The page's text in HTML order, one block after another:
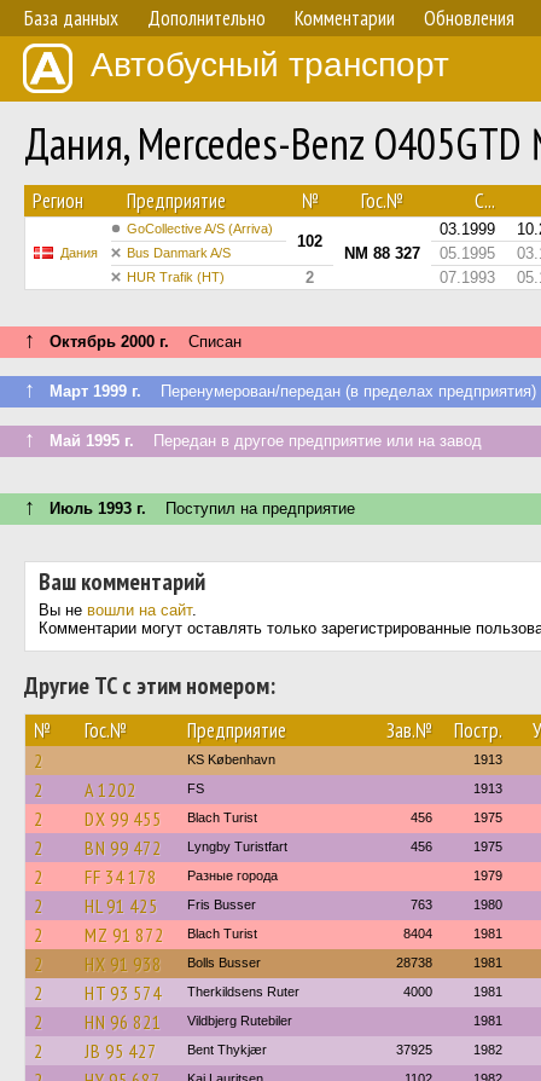
База данных Дополнительно Комментарии Обновления
Автобусный транспорт
Дания, Mercedes-Benz
Регион Предприятие № Гос.№ С...
Дания
GoCollective A/S (Arriva)
102
NM 88 327
03.1999
Bus Danmark A/S 05.1995
HUR Trafik (HT) 2 07.1993
↑ Октябрь 2000 г. Списан
↑ Март 1999 г. Перенумерован/передан (в пределах предприятия)
↑ Май 1995 г. Передан в другое предприятие или на завод
↑ Июль 1993 г. Поступил на предприятие
Ваш комментарий
Вы не вошли на сайт.
Комментарии могут оставлять только зарегистрированные
Другие ТС с этим номером:
№ Гос.№ Предприятие Зав.№ Постр.
2 KS København 1913
2 A 1202 FS 1913
2 DX 99 455 Blach Turist 456 1975
2 BN 99 472 Lyngby Turistfart 456 1975
2 FF 34 178 Разные города 1979
2 HL 91 425 Fris Busser 763 1980
2 MZ 91 872 Blach Turist 8404 1981
2 HX 91 938 Bolls Busser 28738 1981
2 HT 93 574 Therkildsens Ruter 4000 1981
2 HN 96 821 Vildbjerg Rutebiler 1981
2 JB 95 427 Bent Thykjær 37925 1982